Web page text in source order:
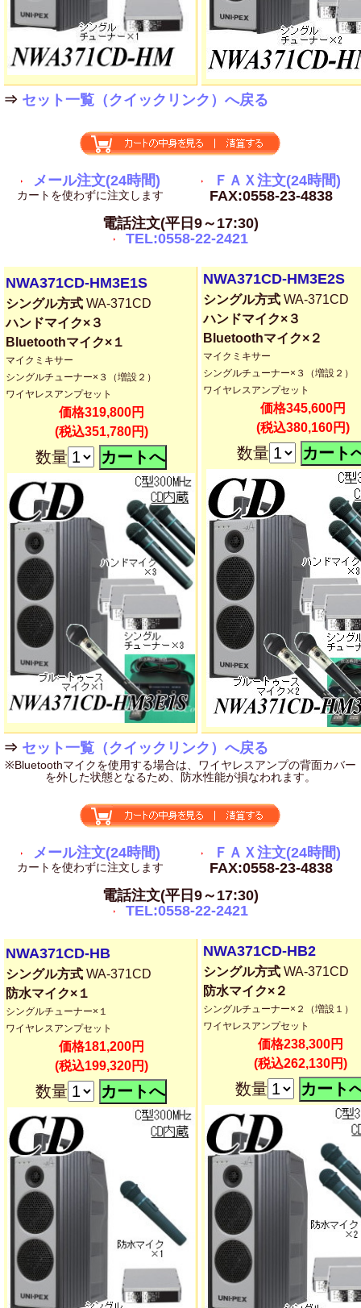
⇒ セット一覧（クイックリンク）へ戻る
メール注文(24時間)
カートを使わずに注文します
ＦＡＸ注文(24時間)
FAX:0558-23-4838
電話注文(平日9～17:30)
TEL:0558-22-2421
NWA371CD-HM3E1S
シングル方式 WA-371CD
ハンドマイク×３
Bluetoothマイク×１
マイクミキサー
シングルチューナー×３（増設２）
ワイヤレスアンプセット
価格319,800円
(税込351,780円)
数量
NWA371CD-HM3E2S
シングル方式 WA-371CD
ハンドマイク×３
Bluetoothマイク×２
マイクミキサー
シングルチューナー×３（増設２）
ワイヤレスアンプセット
価格345,600円
(税込380,160円)
数量
⇒ セット一覧（クイックリンク）へ戻る
※Bluetoothマイクを使用する場合は、ワイヤレスアンプの背面カバー
を外した状態となるため、防水性能が損なわれます。
メール注文(24時間)
カートを使わずに注文します
ＦＡＸ注文(24時間)
FAX:0558-23-4838
電話注文(平日9～17:30)
TEL:0558-22-2421
NWA371CD-HB
シングル方式 WA-371CD
防水マイク×１
シングルチューナー×１
ワイヤレスアンプセット
価格181,200円
(税込199,320円)
数量
NWA371CD-HB2
シングル方式 WA-371CD
防水マイク×２
シングルチューナー×２（増設１）
ワイヤレスアンプセット
価格238,300円
(税込262,130円)
数量